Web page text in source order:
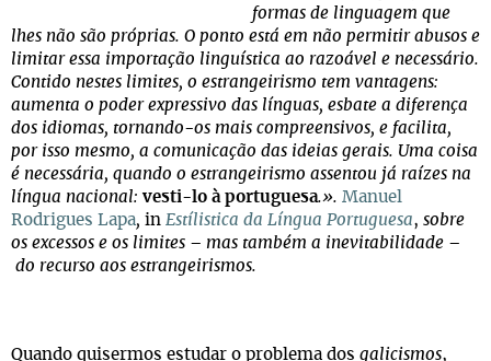
formas de linguagem que
lhes não são próprias. O ponto está em não permitir abusos e
limitar essa importação linguística ao razoável e necessário.
Contido nestes limites, o estrangeirismo tem vantagens:
aumenta o poder expressivo das línguas, esbate a diferença
dos idiomas, tornando-os mais compreensivos, e facilita,
por isso mesmo, a comunicação das ideias gerais. Uma coisa
é necessária, quando o estrangeirismo assentou já raízes na
língua nacional: vesti-lo à portuguesa.». Manuel
Rodrigues Lapa, in Estílistica da Língua Portuguesa, sobre
os excessos e os limites – mas também a inevitabilidade –
do recurso aos estrangeirismos.
Quando quisermos estudar o problema dos galicismos,